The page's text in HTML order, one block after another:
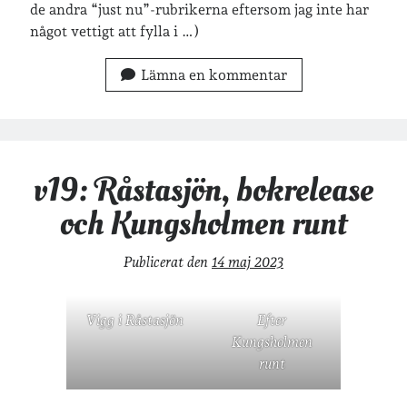
de andra “just nu”-rubrikerna eftersom jag inte har
något vettigt att fylla i …)
Lämna en kommentar
v19: Råstasjön, bokrelease
och Kungsholmen runt
Publicerat den 14 maj 2023
Vigg i Råstasjön
Efter
Kungsholmen
runt